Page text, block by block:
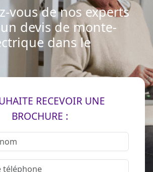
vous de nos experts
devis de monte-
dans le
RECEVOIR UNE
BROCHURE :